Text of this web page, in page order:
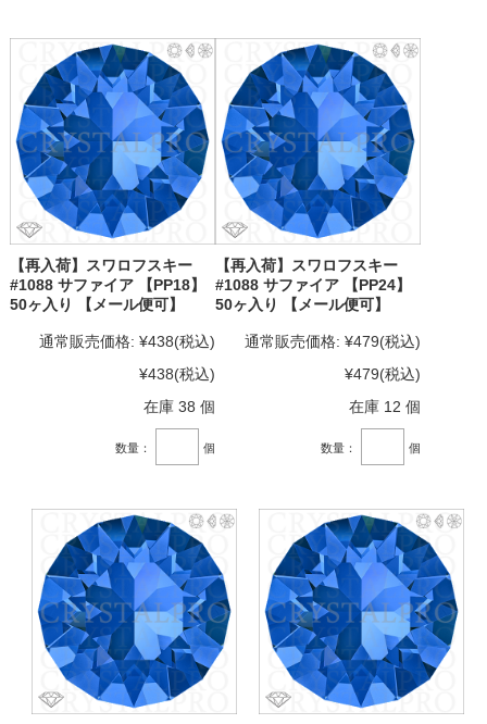
【再入荷】スワロフスキー
#1088 サファイア 【PP18】
50ヶ入り 【メール便可】
通常販売価格: ¥438(税込)
¥438(税込)
在庫 38 個
数量： 個
【再入荷】スワロフスキー
#1088 サファイア 【PP24】
50ヶ入り 【メール便可】
通常販売価格: ¥479(税込)
¥479(税込)
在庫 12 個
数量： 個